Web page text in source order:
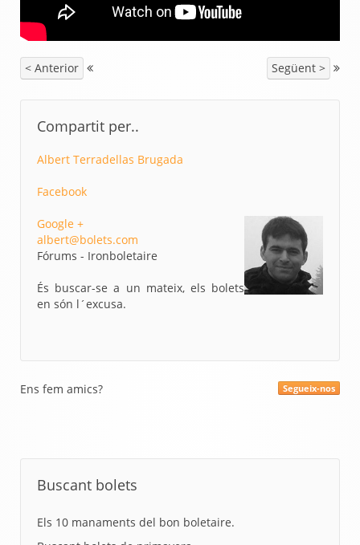
< Anterior Següent >
Compartit per..
Albert Terradellas Brugada
Facebook
Google +
albert@bolets.com
Fórums - Ironboletaire
És buscar-se a un mateix, els bolets
en són l´excusa.
Segueix-nos
Ens fem amics?
Buscant bolets
Els 10 manaments del bon boletaire.